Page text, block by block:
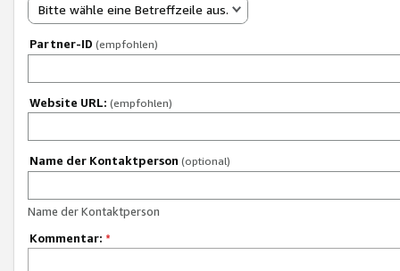
Bitte wähle eine Betreffzeile aus.
Partner-ID (empfohlen)
Website URL: (empfohlen)
Name der Kontaktperson (optional)
Name der Kontaktperson
Kommentar: *